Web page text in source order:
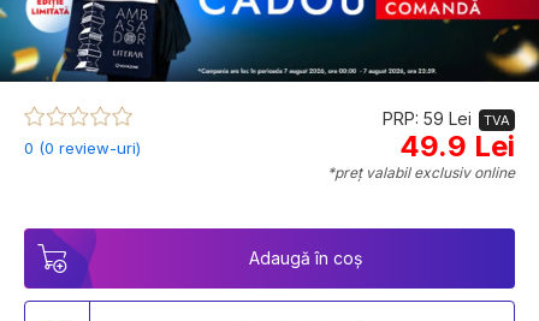
0 (0 review-uri)
PRP: 59 Lei TVA
49.9 Lei
*preț valabil exclusiv online
Adaugă în coș